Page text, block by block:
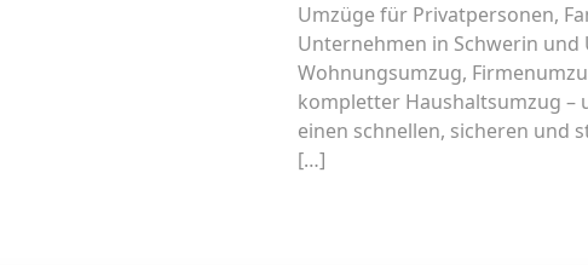
Umzüge für Privatpersonen,
Unternehmen in Schwerin und
Wohnungsumzug,
kompletter Haushaltsumzug –
einen schnellen, sicheren und
[…]